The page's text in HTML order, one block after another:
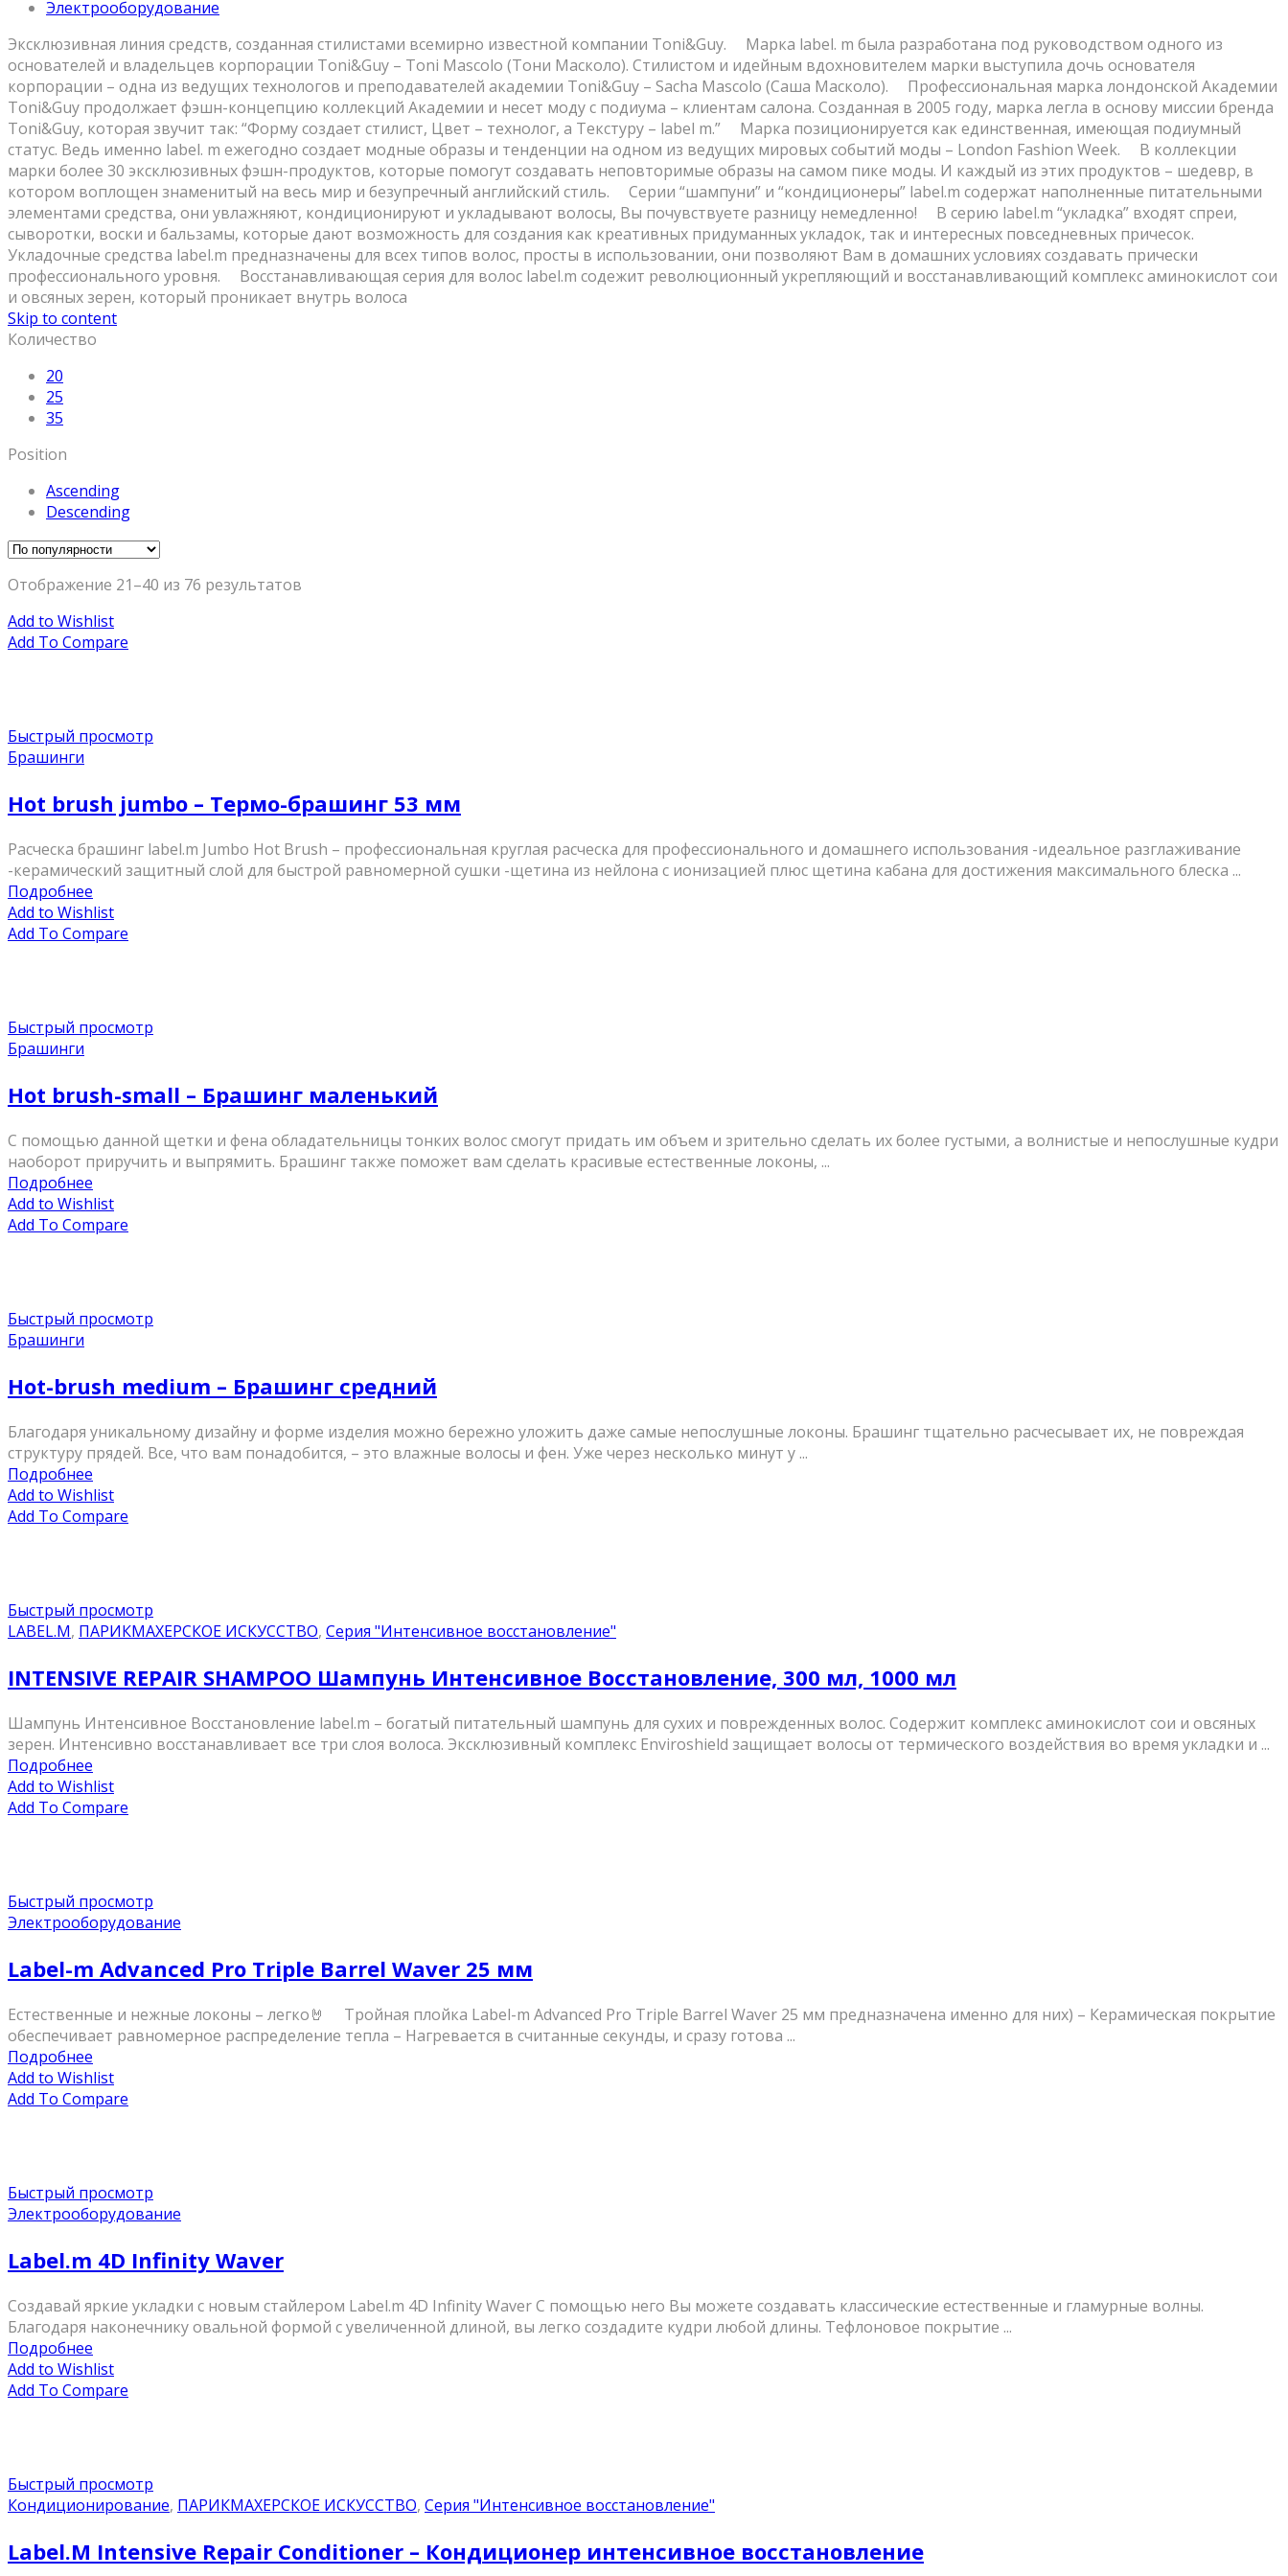
Электрооборудование
Эксклюзивная линия средств, созданная стилистами всемирно известной компании Toni&Guy. ⠀ Марка label. m была разработана под руководством одного из
основателей и владельцев корпорации Toni&Guy – Toni Mascolo (Тони Масколо). Стилистом и идейным вдохновителем марки выступила дочь основателя
корпорации – одна из ведущих технологов и преподавателей академии Toni&Guy – Sacha Mascolo (Саша Масколо). ⠀ Профессиональная марка лондонской Академии
Toni&Guy продолжает фэшн-концепцию коллекций Академии и несет моду с подиума – клиентам салона. Созданная в 2005 году, марка легла в основу миссии бренда
Toni&Guy, которая звучит так: “Форму создает стилист, Цвет – технолог, а Текстуру – label m.” ⠀ Марка позиционируется как единственная, имеющая подиумный
статус. Ведь именно label. m ежегодно создает модные образы и тенденции на одном из ведущих мировых событий моды – London Fashion Week. ⠀ В коллекции
марки более 30 эксклюзивных фэшн-продуктов, которые помогут создавать неповторимые образы на самом пике моды. И каждый из этих продуктов – шедевр, в
котором воплощен знаменитый на весь мир и безупречный английский стиль. ⠀ Серии “шампуни” и “кондиционеры” label.m содержат наполненные питательными
элементами средства, они увлажняют, кондиционируют и укладывают волосы, Вы почувствуете разницу немедленно! ⠀ В серию label.m “укладка” входят спреи,
сыворотки, воски и бальзамы, которые дают возможность для создания как креативных придуманных укладок, так и интересных повседневных причесок. ⠀
Укладочные средства label.m предназначены для всех типов волос, просты в использовании, они позволяют Вам в домашних условиях создавать прически
профессионального уровня. ⠀ Восстанавливающая серия для волос label.m содежит революционный укрепляющий и восстанавливающий комплекс аминокислот сои
и овсяных зерен, который проникает внутрь волоса
Skip to content
Количество
20
25
35
Position
Ascending
Descending
Отображение 21–40 из 76 результатов
Add to Wishlist
Add To Compare
Быстрый просмотр
Брашинги
Hot brush jumbo – Термо-брашинг 53 мм
Расческа брашинг label.m Jumbo Hot Brush – профессиональная круглая расческа для профессионального и домашнего использования -идеальное разглаживание
-керамический защитный слой для быстрой равномерной сушки -щетина из нейлона с ионизацией плюс щетина кабана для достижения максимального блеска ...
Подробнее
Add to Wishlist
Add To Compare
Быстрый просмотр
Брашинги
Hot brush-small – Брашинг маленький
С помощью данной щетки и фена обладательницы тонких волос смогут придать им объем и зрительно сделать их более густыми, а волнистые и непослушные кудри
наоборот приручить и выпрямить. Брашинг также поможет вам сделать красивые естественные локоны, ...
Подробнее
Add to Wishlist
Add To Compare
Быстрый просмотр
Брашинги
Hot-brush medium – Брашинг средний
Благодаря уникальному дизайну и форме изделия можно бережно уложить даже самые непослушные локоны. Брашинг тщательно расчесывает их, не повреждая
структуру прядей. Все, что вам понадобится, – это влажные волосы и фен. Уже через несколько минут у ...
Подробнее
Add to Wishlist
Add To Compare
Быстрый просмотр
LABEL.M, ПАРИКМАХЕРСКОЕ ИСКУССТВО, Серия "Интенсивное восстановление"
INTENSIVE REPAIR SHAMPOO Шампунь Интенсивное Восстановление, 300 мл, 1000 мл
Шампунь Интенсивное Восстановление label.m – богатый питательный шампунь для сухих и поврежденных волос. Содержит комплекс аминокислот сои и овсяных
зерен. Интенсивно восстанавливает все три слоя волоса. Эксклюзивный комплекс Enviroshield защищает волосы от термического воздействия во время укладки и ...
Подробнее
Add to Wishlist
Add To Compare
Быстрый просмотр
Электрооборудование
Label-m Advanced Pro Triple Barrel Waver 25 мм
Естественные и нежные локоны – легко🤘 ⠀ Тройная плойка Label-m Advanced Pro Triple Barrel Waver 25 мм предназначена именно для них) – Керамическая покрытие
обеспечивает равномерное распределение тепла – Нагревается в считанные секунды, и сразу готова ...
Подробнее
Add to Wishlist
Add To Compare
Быстрый просмотр
Электрооборудование
Label.m 4D Infinity Waver
Создавай яркие укладки с новым стайлером Label.m 4D Infinity Waver С помощью него Вы можете создавать классические естественные и гламурные волны.
Благодаря наконечнику овальной формой с увеличенной длиной, вы легко создадите кудри любой длины. Тефлоновое покрытие ...
Подробнее
Add to Wishlist
Add To Compare
Быстрый просмотр
Кондиционирование, ПАРИКМАХЕРСКОЕ ИСКУССТВО, Серия "Интенсивное восстановление"
Label.M Intensive Repair Conditioner – Кондиционер интенсивное восстановление